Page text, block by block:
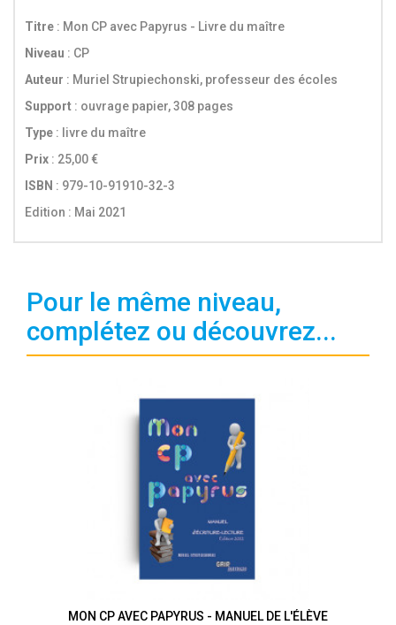
Titre : Mon CP avec Papyrus - Livre du maître
Niveau : CP
Auteur : Muriel Strupiechonski, professeur des écoles
Support : ouvrage papier, 308 pages
Type : livre du maître
Prix : 25,00 €
ISBN : 979-10-91910-32-3
Edition : Mai 2021
Pour le même niveau,
complétez ou découvrez...
MON CP AVEC PAPYRUS - MANUEL DE L'ÉLÈVE